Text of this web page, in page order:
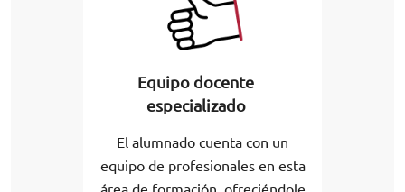
Equipo docente
especializado
El alumnado cuenta con un
equipo de profesionales en esta